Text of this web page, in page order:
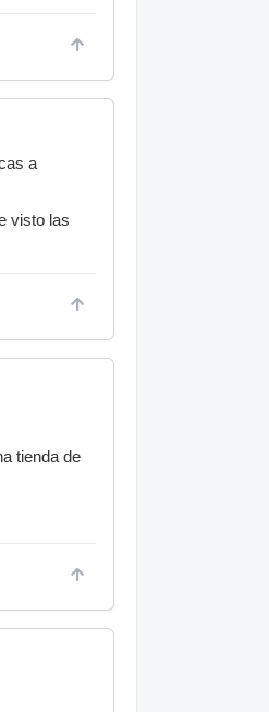
a
visto las
tienda de